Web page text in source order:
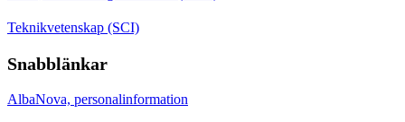
Teknikvetenskap (SCI)
Snabblänkar
AlbaNova, personalinformation